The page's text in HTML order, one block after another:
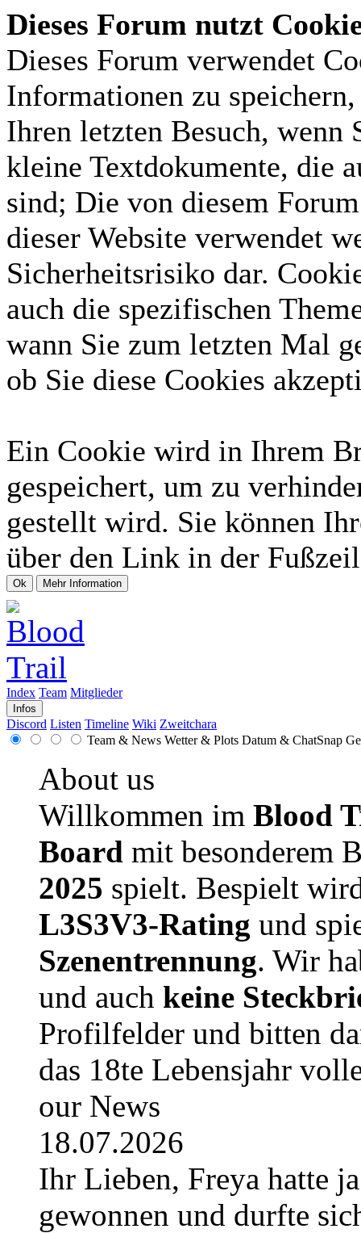
Dieses Forum nutzt
Dieses Forum verwendet
Informationen zu
Ihren letzten Besuch, wenn
kleine Textdokumente, die
sind; Die von diesem
dieser Website verwendet
Sicherheitsrisiko dar.
auch die spezifischen
wann Sie zum letzten Mal
ob Sie diese Cookies
Ein Cookie wird in Ihrem
gespeichert, um zu
gestellt wird. Sie können
über den Link in der
Index Team Mitglieder
Infos
Discord Listen Timeline Wiki Zweitchara
Team & News Wetter & Plots Datum & ChatSnap
About us
Willkommen im Blood
Board mit besonderem
2025 spielt. Bespielt
L3S3V3-Rating und
Szenentrennung. Wir
und auch keine
Profilfelder und bitten
das 18te Lebensjahr
our News
18.07.2026
Ihr Lieben, Freya hatte
gewonnen und durfte